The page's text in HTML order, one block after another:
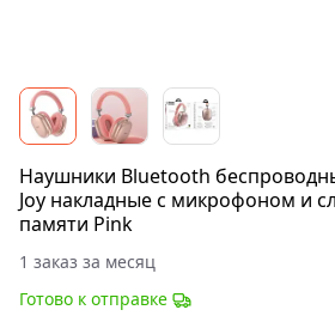
Наушники Bluetooth
Joy накладные с микрофоном и
памяти Pink
1 заказ за месяц
Готово к отправке